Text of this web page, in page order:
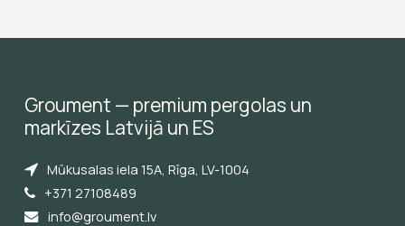
Groument — premium pergolas un
markīzes Latvijā un ES
Mūkusalas iela 15A, Rīga, LV-1004
+371 27108489
info@groument.lv